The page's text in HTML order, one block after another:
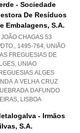
- Sociedade
De Resíduos
Embalagens, S.a.
JOÃO CHAGAS 53
1495-764, UNIÃO
FREGUESIAS DE
, UNIAO
ALGES
A VELHA CRUZ
DAFUNDO
, LISBOA
- Irmãos
S.a.